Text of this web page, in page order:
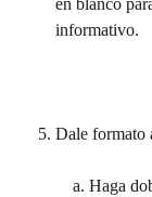
informativo.
Dale formato
Haga